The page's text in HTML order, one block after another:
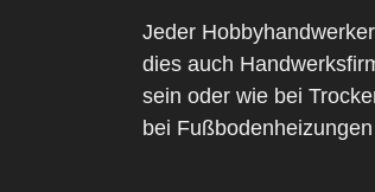
Jeder
dies auch
sein oder wie bei
bei